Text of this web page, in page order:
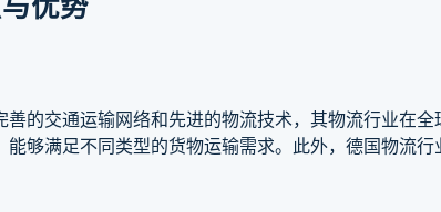
的交通运输网络和先进的物流技术，其物流行业在
够满足不同类型的货物运输需求。此外，德国物流